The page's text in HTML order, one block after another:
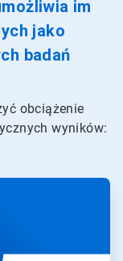
im
jako
badań
obciążenie
wyników: